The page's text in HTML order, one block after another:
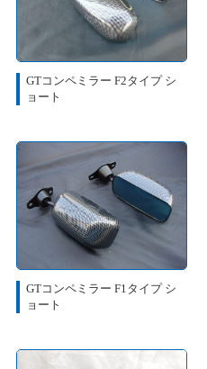
GTコンペミラー F2タイプ シ
ョート
GTコンペミラー F1タイプ シ
ョート